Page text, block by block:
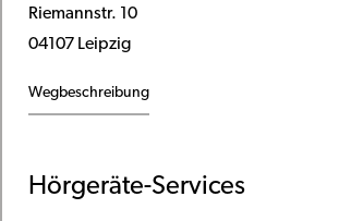
Riemannstr. 10
04107 Leipzig
Wegbeschreibung
Hörgeräte-Services